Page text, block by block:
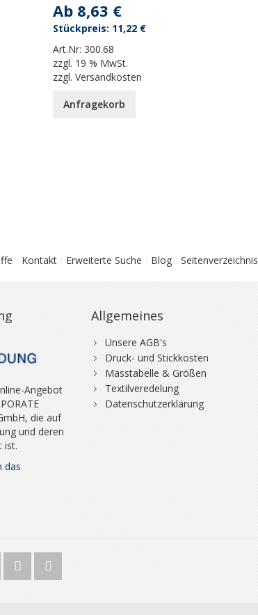
Ab 8,63 €
Art.Nr: 300.68
zzgl. 19 % MwSt.
zzgl. Versandkosten
11,22 €
Anfragekorb
Kontakt Erweiterte Suche Blog Seitenverzeichnis
Angebot
die auf
und deren
ist.
das
Allgemeines
Unsere AGB's
Druck- und Stickkosten
Masstabelle & Größen
Textilveredelung
Datenschutzerklärung